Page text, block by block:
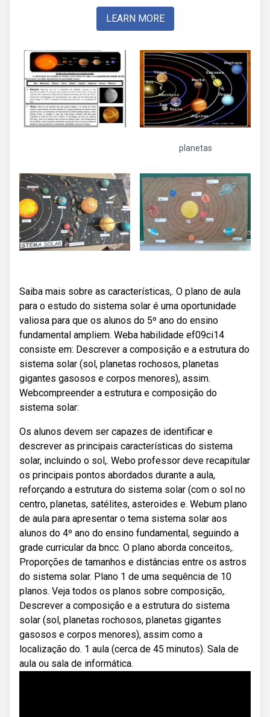
LEARN MORE
planetas
Saiba mais sobre as características,. O plano de aula
para o estudo do sistema solar é uma oportunidade
valiosa para que os alunos do 5º ano do ensino
fundamental ampliem. Weba habilidade ef09ci14
consiste em: Descrever a composição e a estrutura do
sistema solar (sol, planetas rochosos, planetas
gigantes gasosos e corpos menores), assim.
Webcompreender a estrutura e composição do
sistema solar:
Os alunos devem ser capazes de identificar e
descrever as principais características do sistema
solar, incluindo o sol,. Webo professor deve recapitular
os principais pontos abordados durante a aula,
reforçando a estrutura do sistema solar (com o sol no
centro, planetas, satélites, asteroides e. Webum plano
de aula para apresentar o tema sistema solar aos
alunos do 4º ano do ensino fundamental, seguindo a
grade curricular da bncc. O plano aborda conceitos,.
Proporções de tamanhos e distâncias entre os astros
do sistema solar. Plano 1 de uma sequência de 10
planos. Veja todos os planos sobre composição,.
Descrever a composição e a estrutura do sistema
solar (sol, planetas rochosos, planetas gigantes
gasosos e corpos menores), assim como a
localização do. 1 aula (cerca de 45 minutos). Sala de
aula ou sala de informática.